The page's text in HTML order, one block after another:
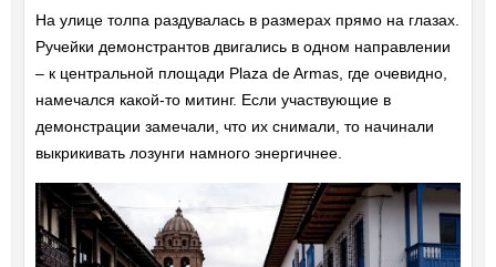
На улице толпа раздувалась в размерах прямо на глазах.
Ручейки демонстрантов двигались в одном направлении
– к центральной площади Plaza de Armas, где очевидно,
намечался какой-то митинг. Если участвующие в
демонстрации замечали, что их снимали, то начинали
выкрикивать лозунги намного энергичнее.